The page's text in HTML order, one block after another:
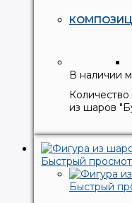
В наличии
из шаров
Быстрый
Быстрый